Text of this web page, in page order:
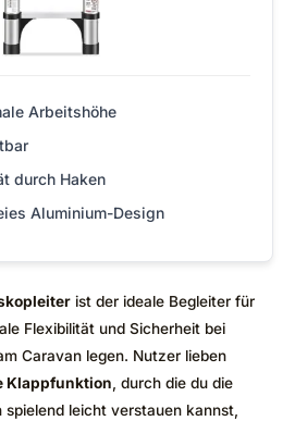
Arbeitshöhe
durch Haken
Aluminium-Design
ist der ideale Begleiter für
Flexibilität und Sicherheit bei
Caravan legen. Nutzer lieben
Klappfunktion, durch die du die
leicht verstauen kannst,